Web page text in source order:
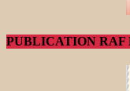
PUBLICATION RAF